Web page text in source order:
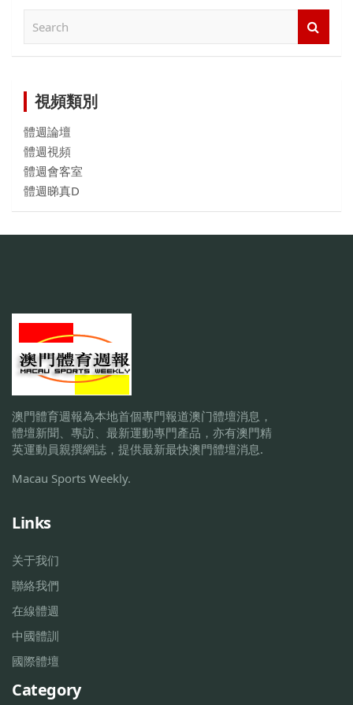
索
視頻類別
體週論壇
體週視頻
體週會客室
體週睇真D
澳門體育週報為本地首個專門報道澳门體壇消息，
體壇新聞、專訪、最新運動專門產品，亦有澳門精
英運動員親撰網誌，提供最新最快澳門體壇消息.
Macau Sports Weekly.
Links
关于我们
聯絡我們
在線體週
中國體訓
國際體壇
Category